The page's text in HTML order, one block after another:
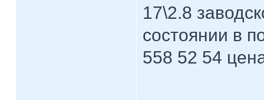
17\2.8
состоянии в
558 52 54